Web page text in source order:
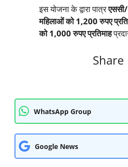
इस योजना के द्वारा पात्रएससी/
महिलाओं को 1,200 रुपए
को 1,000 रुपए प्रतिमाह
Share
WhatsApp Group
Google News